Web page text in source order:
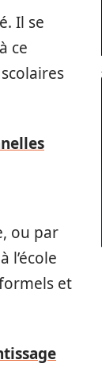
Il se
ce
ou par
l’école
et